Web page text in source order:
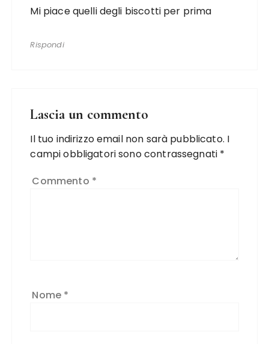
Mi piace quelli degli biscotti per prima
Rispondi
Lascia un commento
Il tuo indirizzo email non sarà pubblicato. I
campi obbligatori sono contrassegnati *
Commento *
Nome *